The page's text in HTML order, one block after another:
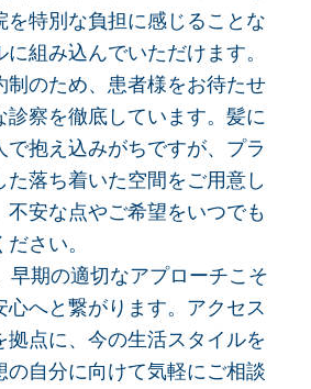
を特別な負担に感じることな
に組み込んでいただけます。
制のため、患者様をお待たせ
診察を徹底しています。髪に
で抱え込みがちですが、プラ
た落ち着いた空間をご用意し
不安な点やご希望をいつでも
さい。
早期の適切なアプローチこそ
心へと繋がります。アクセス
拠点に、今の生活スタイルを
の自分に向けて気軽にご相談